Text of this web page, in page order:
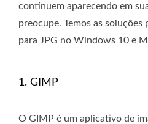
continuem aparecendo em
preocupe. Temos as
para JPG no Windows 10 e
1. GIMP
O GIMP é um aplicativo de